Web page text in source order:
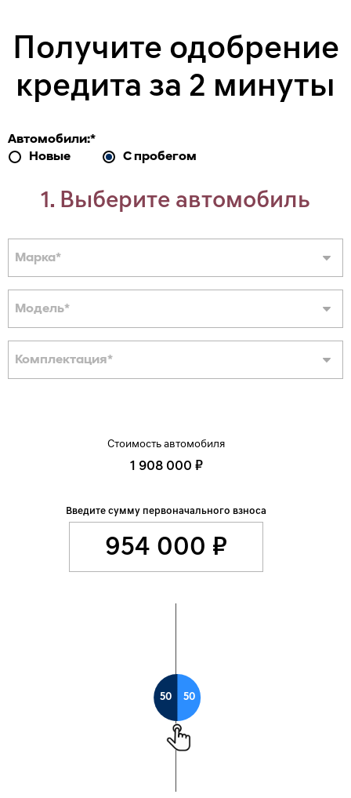
Получите одобрение
кредита за 2 минуты
Автомобили:*
Новые
С пробегом
1. Выберите автомобиль
Марка*
Модель*
Комплектация*
Стоимость автомобиля
1 908 000 ₽
Введите сумму первоначального взноса
50 50